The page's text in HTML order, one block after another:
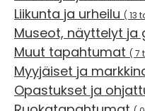
Liikunta ja urheilu ( 13
Museot, näyttelyt ja
Muut tapahtumat ( 7
Myyjäiset ja
Opastukset ja